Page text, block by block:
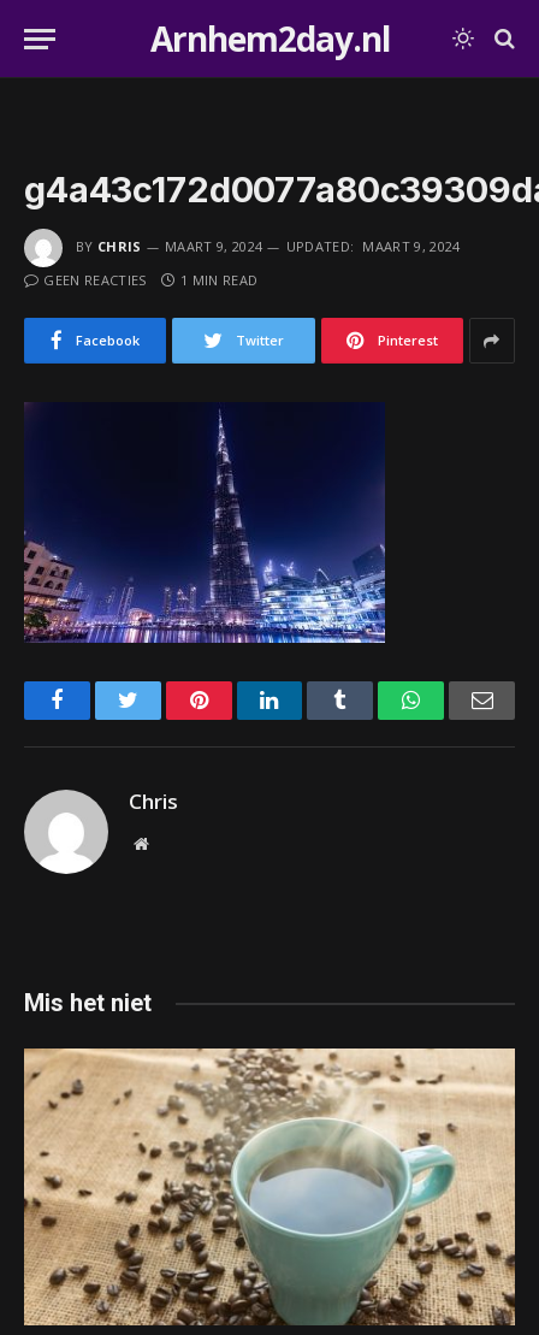
Arnhem2day.nl
BY CHRIS MAART 9, 2024 UPDATED: MAART 9, 2024
GEEN REACTIES
1 MIN READ
Facebook Twitter Pinterest
FacebookTwitter PinterestLinkedIn Tumblr WhatsApp
Chris
Website
Mis het niet